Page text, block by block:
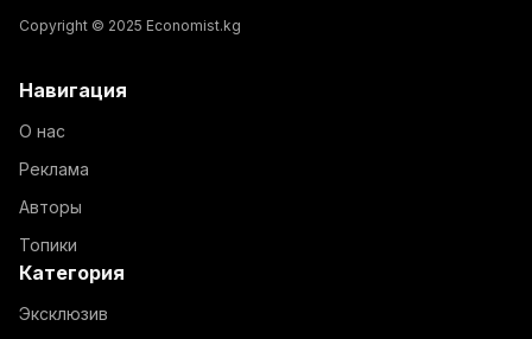
Copyright © 2025 Economist.kg
Навигация
О нас
Реклама
Авторы
Топики
Категория
Эксклюзив